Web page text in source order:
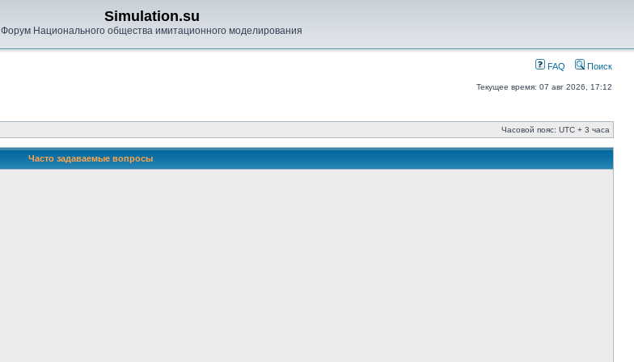
Simulation.su
Форум Национального общества имитационного моделирования
FAQ Поиск
Текущее время: 07 авг 2026, 17:12
Часовой пояс: UTC + 3 часа
Часто задаваемые вопросы